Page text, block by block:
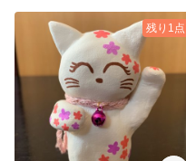
残り1点